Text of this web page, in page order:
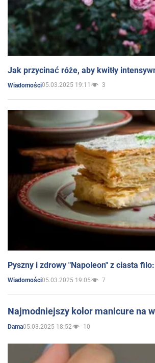
Jak przycinać róże, aby kwitły
Wiadomości05.03.2025 19:11 3
Pyszny i zdrowy "Napoleon" z ciasta
Wiadomości05.03.2025 19:05 7
Najmodniejszy kolor manicure na
Dama05.03.2025 18:52 10